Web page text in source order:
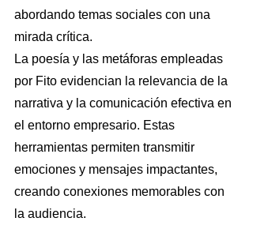
abordando temas sociales con una
mirada crítica.
La poesía y las metáforas empleadas
por Fito evidencian la relevancia de la
narrativa y la comunicación efectiva en
el entorno empresario. Estas
herramientas permiten transmitir
emociones y mensajes impactantes,
creando conexiones memorables con
la audiencia.